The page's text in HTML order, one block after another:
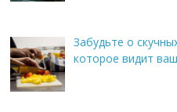
Забудьте о
которое видит